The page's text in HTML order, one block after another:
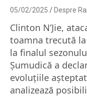
05/02/2025 Despre
Clinton N’Jie,
toamna trecută
la finalul
Șumudică a
evoluțiile
analizează